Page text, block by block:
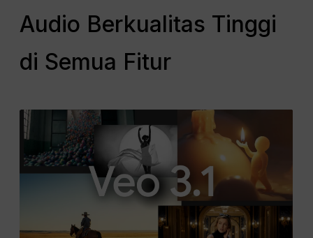
Audio Berkualitas Tinggi
di Semua Fitur